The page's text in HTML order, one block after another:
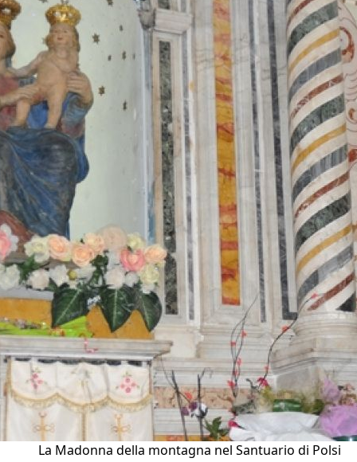
La Madonna della montagna nel Santuario di Polsi